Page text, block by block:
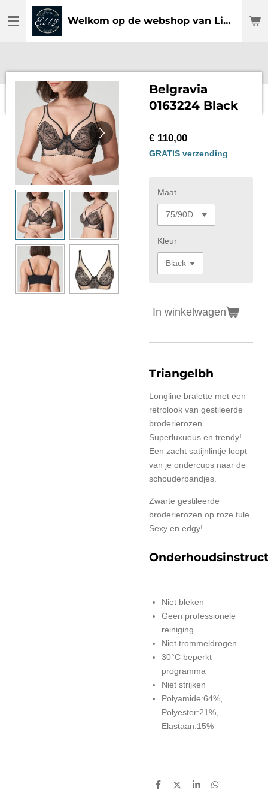
direct
Welkom op de webshop van Lingerie Elly
Belgravia
0163224 Black
€ 110,00
GRATIS verzending
Maat
Kleur
In winkelwagen
Triangelbh
Longline bralette met een
retrolook van gestileerde
broderierozen.
Superluxueus en trendy!
Een zacht satijnlintje loopt
van je ondercups naar de
schouderbandjes.
Zwarte gestileerde
broderierozen op roze tule.
Sexy en edgy!
Niet bleken
Geen professionele
reiniging
Niet trommeldrogen
30°C beperkt
programma
Niet strijken
Polyamide:64%,
Polyester:21%,
Elastaan:15%
D
D
S
D